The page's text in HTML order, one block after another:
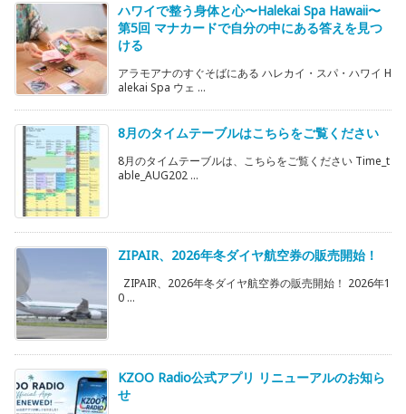
ハワイで整う身体と心〜Halekai Spa Hawaii〜
第5回 マナカードで自分の中にある答えを見つ
ける
アラモアナのすぐそばにある ハレカイ・スパ・ハワイ H
alekai Spa ウェ ...
8月のタイムテーブルはこちらをご覧ください
8月のタイムテーブルは、こちらをご覧ください Time_t
able_AUG202 ...
ZIPAIR、2026年冬ダイヤ航空券の販売開始！
ZIPAIR、2026年冬ダイヤ航空券の販売開始！ 2026年1
0 ...
KZOO Radio公式アプリ リニューアルのお知ら
せ